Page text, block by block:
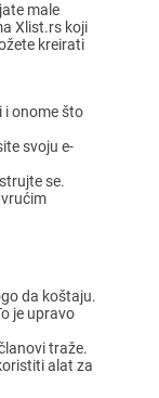
male
Xlist.rs koji
kreirati
i onome što
svoju e-
se.
da koštaju.
je upravo
traže.
alat za